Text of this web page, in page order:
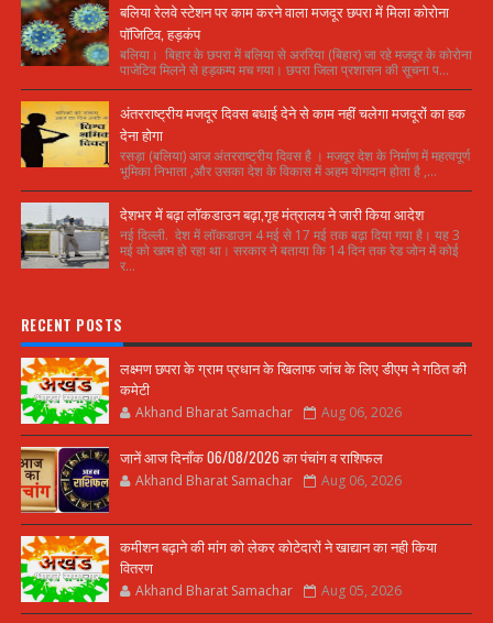
बलिया रेलवे स्टेशन पर काम करने वाला मजदूर छपरा में मिला कोरोना
पॉजिटिव, हड़कंप
बलिया। बिहार के छपरा में बलिया से अररिया (बिहार) जा रहे मजदूर के कोरोना
पाजेटिव मिलने से हड़कम्प मच गया। छपरा जिला प्रशासन की सूचना प...
अंतरराष्ट्रीय मजदूर दिवस बधाई देने से काम नहीं चलेगा मजदूरों का हक
देना होगा
रसड़ा (बलिया) आज अंतरराष्ट्रीय दिवस है । मजदूर देश के निर्माण में महत्वपूर्ण
भूमिका निभाता ,और उसका देश के विकास में अहम योगदान होता है ,...
देशभर में बढ़ा लॉकडाउन बढ़ा,गृह मंत्रालय ने जारी किया आदेश
नई दिल्ली. देश में लॉकडाउन 4 मई से 17 मई तक बढ़ा दिया गया है। यह 3
मई को खत्म हो रहा था। सरकार ने बताया कि 14 दिन तक रेड जोन में कोई
र...
RECENT POSTS
लक्ष्मण छपरा के ग्राम प्रधान के खिलाफ जांच के लिए डीएम ने गठित की
कमेटी
Akhand Bharat Samachar Aug 06, 2026
जानें आज दिनाँक 06/08/2026 का पंचांग व राशिफल
Akhand Bharat Samachar Aug 06, 2026
कमीशन बढ़ाने की मांग को लेकर कोटेदारों ने खाद्यान का नही किया
वितरण
Akhand Bharat Samachar Aug 05, 2026